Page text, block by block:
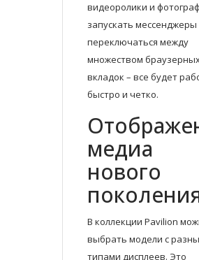
видеоролики и
запускать мессенджеры
переключаться между
множеством
вкладок – все будет
быстро и четко.
медиа
нового
В коллекции Pavilion
выбрать модели с
типами дисплеев. Это